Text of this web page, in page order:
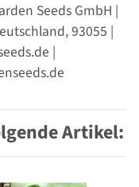
Seeds GmbH |
93055 |
|
Artikel: